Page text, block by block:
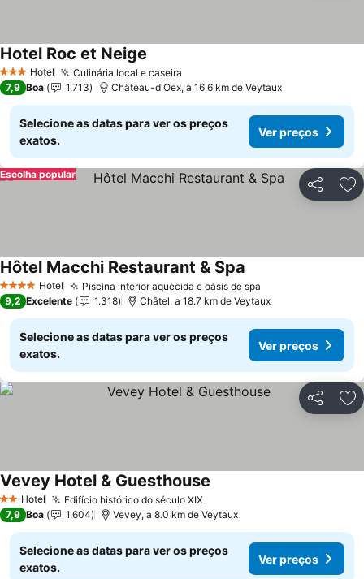
3 EstrelasHotel Culinária local e caseira
Hotel Roc et Neige
7,9 Boa 1.713 Château-d'Oex, a 16.6 km de Veytaux
Selecione as datas para ver os preços
exatos.
Ver preços
Partilhar
Escolha popular
4 EstrelasHotel Piscina interior aquecida e oásis de spa
Hôtel Macchi Restaurant & Spa
9,2 Excelente 1.318 Châtel, a 18.7 km de Veytaux
Selecione as datas para ver os preços
exatos.
Ver preços
Partilhar
2 Estrelas
Hotel Edifício histórico do século XIXVer preços
Vevey Hotel & Guesthouse
7,9 Boa 1.604 Vevey, a 8.0 km de Veytaux
Selecione as datas para ver os preços
exatos.
Ver preços